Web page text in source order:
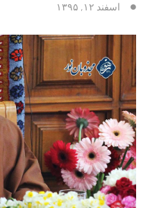
اسفند ۱۲, ۱۳۹۵